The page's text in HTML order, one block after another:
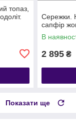
топаз,
Сережки.
сапфір
В
2 895 ₴
Показати ще